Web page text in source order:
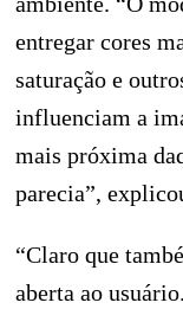
entregar cores
saturação e
influenciam a
mais próxima
parecia”,
“Claro que
aberta ao